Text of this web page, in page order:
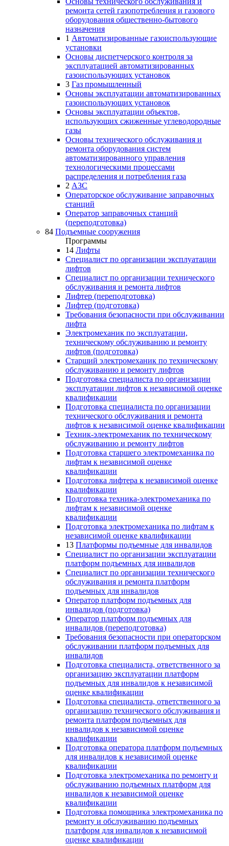
ремонта сетей газопотребления и газового
оборудования общественно-бытового
назначения
1 Автоматизированные газоиспользующие
установки
Основы диспетчерского контроля за
эксплуатацией автоматизированных
газоиспользующих установок
3 Газ промышленный
Основы эксплуатации автоматизированных
газоиспользующих установок
Основы эксплуатации объектов,
использующих сжиженные углеводородные
газы
Основы технического обслуживания и
ремонта оборудования систем
автоматизированного управления
технологическими процессами
распределения и потребления газа
2 АЗС
Операторское обслуживание заправочных
станций
Оператор заправочных станций
(переподготовка)
84 Подъемные сооружения
Программы
14 Лифты
Специалист по организации эксплуатации
лифтов
Специалист по организации технического
обслуживания и ремонта лифтов
Лифтер (переподготовка)
Лифтер (подготовка)
Требования безопасности при обслуживании
лифта
Электромеханик по эксплуатации,
техническому обслуживанию и ремонту
лифтов (подготовка)
Старший электромеханик по техническому
обслуживанию и ремонту лифтов
Подготовка специалиста по организации
эксплуатации лифтов к независимой оценке
квалификации
Подготовка специалиста по организации
технического обслуживания и ремонта
лифтов к независимой оценке квалификации
Техник-электромеханик по техническому
обслуживанию и ремонту лифтов
Подготовка старшего электромеханика по
лифтам к независимой оценке
квалификации
Подготовка лифтера к независимой оценке
квалификации
Подготовка техника-электромеханика по
лифтам к независимой оценке
квалификации
Подготовка электромеханика по лифтам к
независимой оценке квалификации
13 Платформы подъемные для инвалидов
Специалист по организации эксплуатации
платформ подъемных для инвалидов
Специалист по организации технического
обслуживания и ремонта платформ
подъемных для инвалидов
Оператор платформ подъемных для
инвалидов (подготовка)
Оператор платформ подъемных для
инвалидов (переподготовка)
Требования безопасности при операторском
обслуживании платформ подъемных для
инвалидов
Подготовка специалиста, ответственного за
организацию эксплуатации платформ
подъемных для инвалидов к независимой
оценке квалификации
Подготовка специалиста, ответственного за
организацию технического обслуживания и
ремонта платформ подъемных для
инвалидов к независимой оценке
квалификации
Подготовка оператора платформ подъемных
для инвалидов к независимой оценке
квалификации
Подготовка электромеханика по ремонту и
обслуживанию подъемных платформ для
инвалидов к независимой оценке
квалификации
Подготовка помощника электромеханика по
ремонту и обслуживанию подъемных
платформ для инвалидов к независимой
оценке квалификации